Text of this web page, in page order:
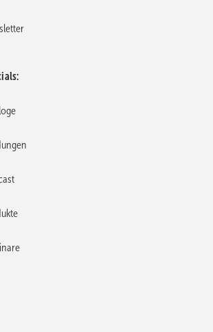
Ein ansprechendes Äußeres in sauberer und
durch Berufsbekleidung, bei
Mitarbeiter wohlfühlt, fördert
Zudem leistet die
einen Beitrag zum Arbeitsschutz. Das
zu kaufen und in Eigenregie zu
mehr und mehr an Bedeutung.
die Full-Service-Lösung zum